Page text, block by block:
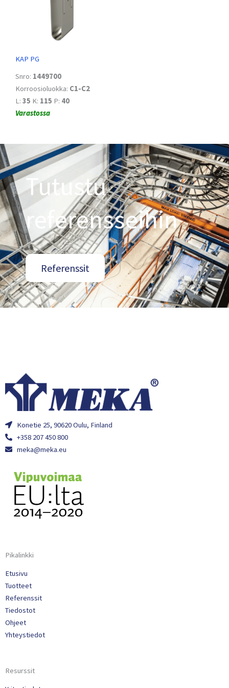
KAP PG
Snro: 1449700
Korroosioluokka: C1-C2
L: 35 K: 115 P: 40
Varastossa
Tutustu
referensseihin
Referenssit
Konetie 25, 90620 Oulu, Finland
+358 207 450 800
meka@meka.eu
Pikalinkki
Etusivu
Tuotteet
Referenssit
Tiedostot
Ohjeet
Yhteystiedot
Resurssit